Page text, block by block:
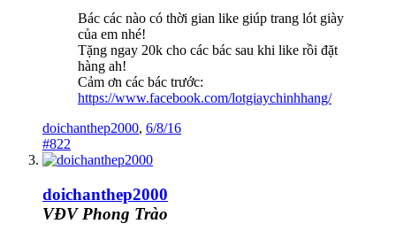
Bác các nào có thời gian like giúp trang lót giày
của em nhé!
Tặng ngay 20k cho các bác sau khi like rồi đặt
hàng ah!
Cảm ơn các bác trước:
https://www.facebook.com/lotgiaychinhhang/
doichanthep2000, 6/8/16
#822
doichanthep2000
VĐV Phong Trào